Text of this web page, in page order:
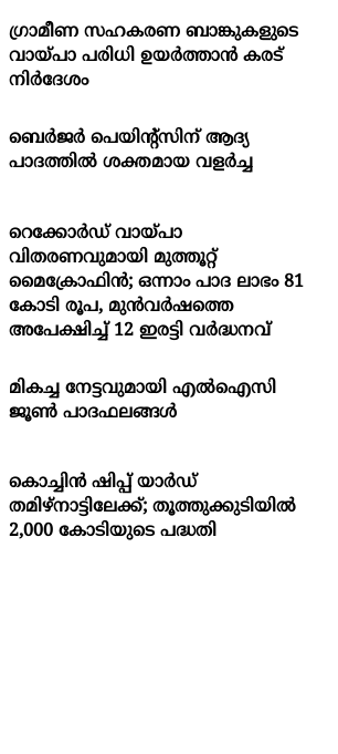
ഗ്രാമീണ സഹകരണ ബാങ്കുകളുടെ
വായ്പാ പരിധി ഉയർത്താൻ കരട്
നിർദേശം
ബെർജർ പെയിന്റ്സിന് ആദ്യ
പാദത്തിൽ ശക്തമായ വളർച്ച
റെക്കോർഡ് വായ്പാ
വിതരണവുമായി മുത്തൂറ്റ്
മൈക്രോഫിൻ; ഒന്നാം പാദ ലാഭം 81
കോടി രൂപ, മുൻവർഷത്തെ
അപേക്ഷിച്ച് 12 ഇരട്ടി വർദ്ധനവ്
മികച്ച നേട്ടവുമായി എൽഐസി
ജൂൺ പാദഫലങ്ങൾ
കൊച്ചിന്‍ ഷിപ്പ് യാർഡ്
തമിഴ്നാട്ടിലേക്ക്; തൂത്തുക്കുടിയിൽ
2,000 കോടിയുടെ പദ്ധതി